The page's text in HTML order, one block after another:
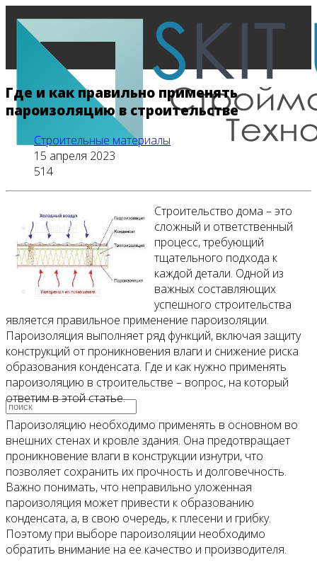
Главная
Все новости
Видео
Где и как правильно применять
пароизоляцию в строительстве
Строительные материалы
15 апреля 2023
514
Строительство дома – это
сложный и ответственный
процесс, требующий
тщательного подхода к
каждой детали. Одной из
важных составляющих
успешного строительства
является правильное применение пароизоляции.
Пароизоляция выполняет ряд функций, включая защиту
конструкций от проникновения влаги и снижение риска
образования конденсата. Где и как нужно применять
пароизоляцию в строительстве – вопрос, на который
ответим в этой статье.
Пароизоляцию необходимо применять в основном во
внешних стенах и кровле здания. Она предотвращает
проникновение влаги в конструкции изнутри, что
позволяет сохранить их прочность и долговечность.
Важно понимать, что неправильно уложенная
пароизоляция может привести к образованию
конденсата, а, в свою очередь, к плесени и грибку.
Поэтому при выборе пароизоляции необходимо
обратить внимание на ее качество и производителя.